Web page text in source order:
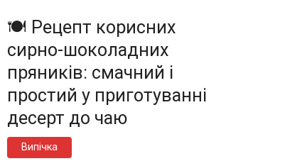
🍽️ Рецепт корисних
сирно-шоколадних
пряників: смачний і
простий у приготуванні
десерт до чаю
Випічка